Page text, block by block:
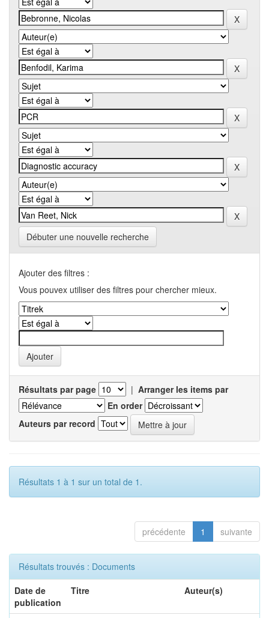
Débuter une nouvelle recherche
Ajouter des filtres :
Vous pouvex utiliser des filtres pour chercher mieux.
Résultats par page | Arranger les items par
En order
Auteurs par record
Résultats 1 à 1 sur un total de 1.
précédente 1 suivante
Résultats trouvés : Documents
Date de
publication
Titre Auteur(s)